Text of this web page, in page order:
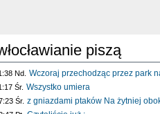
piszą
Nd. Wczoraj przechodząc przez park
Śr. Wszystko umiera
Śr. z gniazdami ptaków Na żytniej